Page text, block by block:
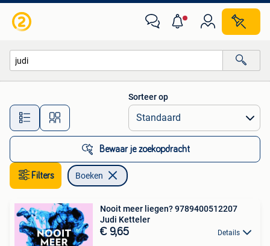
Alle afstanden…
Sorteer op
Bewaar je zoekopdracht
Filters Boeken
Nooit meer liegen? 9789400512207
Judi Ketteler
€ 9,65 Details